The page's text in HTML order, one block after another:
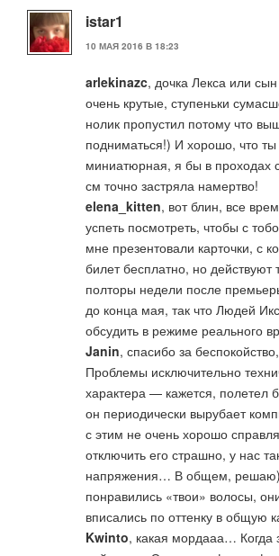
istar1
10 МАЯ 2016 В 18:23
arlekinazc, дочка Лекса или
очень крутые, ступеньки
нолик пропустил потому что
подниматься!) И хорошо, что ты
миниатюрная, я бы в проходах
см точно застряла намертво!
elena_kitten, вот блин, все
успеть посмотреть, чтобы с
мне презентовали карточки, с
билет бесплатно, но действуют
полторы недели после
до конца мая, так что Людей
обсудить в режиме реального
Janin, спасибо за
Проблемы исключительно
характера — кажется, полетел
он периодически вырубает
с этим не очень хорошо
отключить его страшно, у нас
напряжения… В общем,
понравились «твои» волосы,
вписались по оттенку в общую
Kwinto, какая мордааа…